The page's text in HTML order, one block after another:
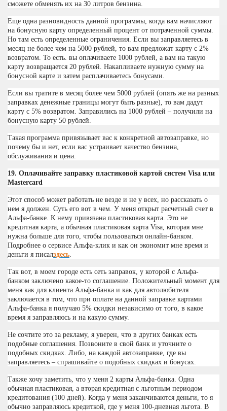
сможете обменять их на 30 литров бензина.
Еще одна разновидность данной программы, когда вам начисляют
на бонусную карту определенный процент от потраченной суммы.
Но там есть определенные ограничения. Если вы заправляетесь в
месяц не более чем на 5000 рублей, то вам предложат карту с 2%
возвратом. То есть. вы оплачиваете 1000 рублей, а вам на такую
карту возвращается 20 рублей. Накапливаете нужную сумму на
бонусной карте и затем расплачиваетесь бонусами.
Если вы тратите в месяц более чем 5000 рублей (опять же на разных
заправках денежные границы могут быть разные), то вам дадут
карту с 5% возвратом. Заправились на 1000 рублей – получили на
бонусную карту 50 рублей.
Такая программа привязывает вас к конкретной автозаправке, но
почему бы и нет, если вас устраивает качество бензина,
обслуживания и цена.
19. Оплачивайте заправку пластиковой картой систем Visa или
Mastercard
Этот способ может работать не везде и не у всех, но рассказать о
нем я должен. Суть его вот в чем. У меня открыт расчетный счет в
Альфа-банке. К нему привязана пластиковая карта. Это не
кредитная карта, а обычная пластиковая карта Visa, которая мне
нужна больше для того, чтобы пользоваться онлайн-банком.
Подробнее о сервисе Альфа-клик и как он экономит мне время и
деньги я писалздесь.
Так вот, в моем городе есть сеть заправок, у которой с Альфа-
банком заключено какое-то соглашение. Положительный момент для
меня как для клиента Альфа-банка и как для автолюбителя
заключается в том, что при оплате на данной заправке картами
Альфа-банка я получаю 5% скидки независимо от того, в какое
время я заправляюсь и на какую сумму.
Не сочтите это за рекламу, я уверен, что в других банках есть
подобные соглашения. Позвоните в свой банк и уточните о
подобных скидках. Либо, на каждой автозаправке, где вы
заправляетесь – спрашивайте о подобных скидках и бонусах.
Также хочу заметить, что у меня 2 карты Альфа-банка. Одна
обычная пластиковая, а вторая кредитная с льготным периодом
кредитования (100 дней). Когда у меня заканчиваются деньги, то я
обычно заправляюсь кредиткой, где у меня 100-дневная льгота. В